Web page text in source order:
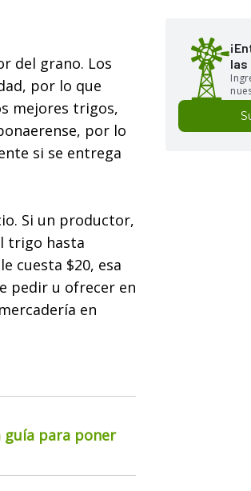
del grano. Los
por lo que
mejores trigos,
por lo
si se entrega
Si un productor,
trigo hasta
cuesta $20, esa
pedir u ofrecer en
en
guía para poner
las